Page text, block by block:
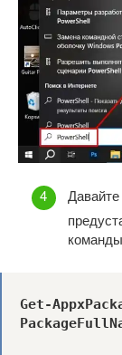
Get-